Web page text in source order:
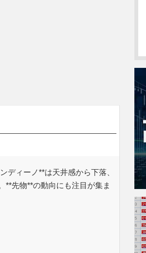
ディーノ**は天井感から下落、
**先物**の動向にも注目が集ま